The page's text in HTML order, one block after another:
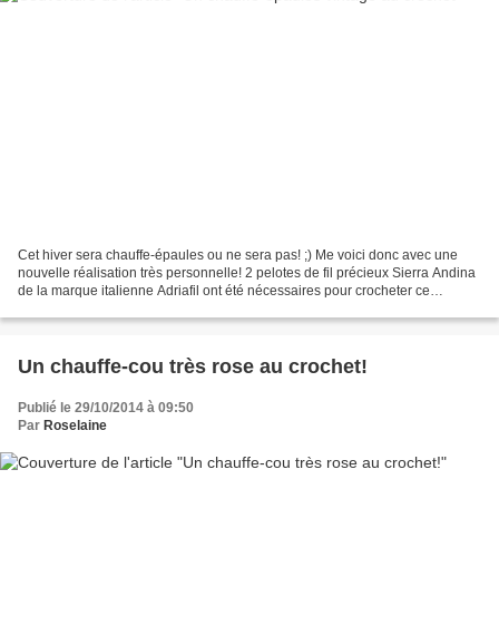
Cet hiver sera chauffe-épaules ou ne sera pas! ;) Me voici donc avec une
nouvelle réalisation très personnelle! 2 pelotes de fil précieux Sierra Andina
de la marque italienne Adriafil ont été nécessaires pour crocheter ce
Un chauffe-cou très rose au crochet!
Publié le 29/10/2014 à 09:50
Par Roselaine